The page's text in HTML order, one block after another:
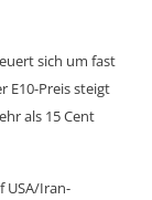
sich um fast
E10-Preis steigt
als 15 Cent
USA/Iran-